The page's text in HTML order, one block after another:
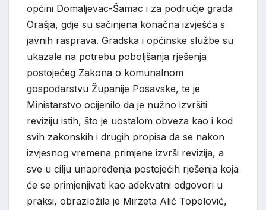
općini Domaljevac-Šamac i za područje grada
Orašja, gdje su sačinjena konačna izvješća s
javnih rasprava. Gradska i općinske službe su
ukazale na potrebu poboljšanja rješenja
postojećeg Zakona o komunalnom
gospodarstvu Županije Posavske, te je
Ministarstvo ocijenilo da je nužno izvršiti
reviziju istih, što je uostalom obveza kao i kod
svih zakonskih i drugih propisa da se nakon
izvjesnog vremena primjene izvrši revizija, a
sve u cilju unapređenja postojećih rješenja koja
će se primjenjivati kao adekvatni odgovori u
praksi, obrazložila je Mirzeta Alić Topolović,